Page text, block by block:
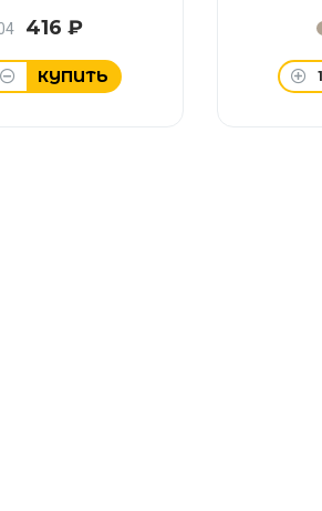
416 ₽
КУПИТЬ 1